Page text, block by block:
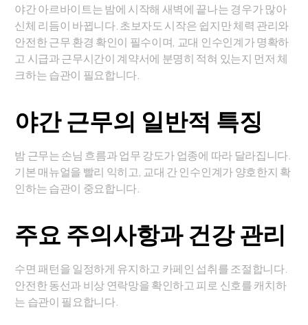
야간 아르바이트는 밤에 시작해 새벽에 끝나는 경우가 많아
신체 리듬이 바뀝니다. 초보자도 시작은 쉽지만 체력 관리와
안전한 근무 환경 확인이 필수이며, 교대 인수인계가 명확하
고 시급과 근무시간이 계약서에 분명히 적혀 있는지 먼저 체
크하는 습관이 필요합니다.
야간 근무의 일반적 특징
밤 근무는 손님 흐름과 업무 강도가 업종에 따라 달라집니다.
기본 매뉴얼을 빨리 익히고, 교대 간 인수인계가 양호한지 확
인하는 습관이 중요합니다.
주요 주의사항과 건강 관리
수면 패턴을 일정하게 유지하고 카페인 섭취를 조절합니다.
안전한 동선과 비상 연락망을 확인하고 피로 신호를 캐치하
는 습관이 필요합니다.